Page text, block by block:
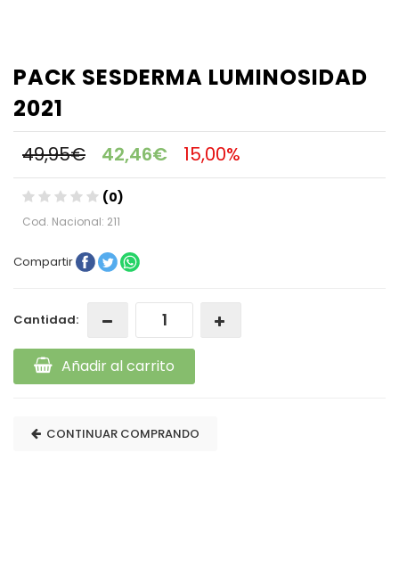
PACK SESDERMA LUMINOSIDAD
2021
49,95€ 42,46€ 15,00%
(0)
Cod. Nacional: 211
Compartir
Cantidad:
Añadir al carrito
CONTINUAR COMPRANDO